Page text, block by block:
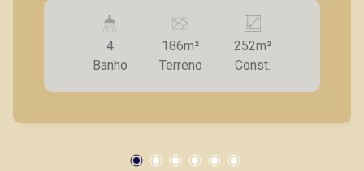
comercial pequeno: - Salão; - Copa; - 01
bem amplo; - Cozinha; - Corredor lateral; - 01
Banheiro; Apartamentos ideal para airbnb: 1° -
Apartamento pequeno: - Sala; - Cozinha; - Área
2 º - Apartamento grande: - Sala; - Cozinha; -
4
Banho
186m²
Terreno
252m²
Const.